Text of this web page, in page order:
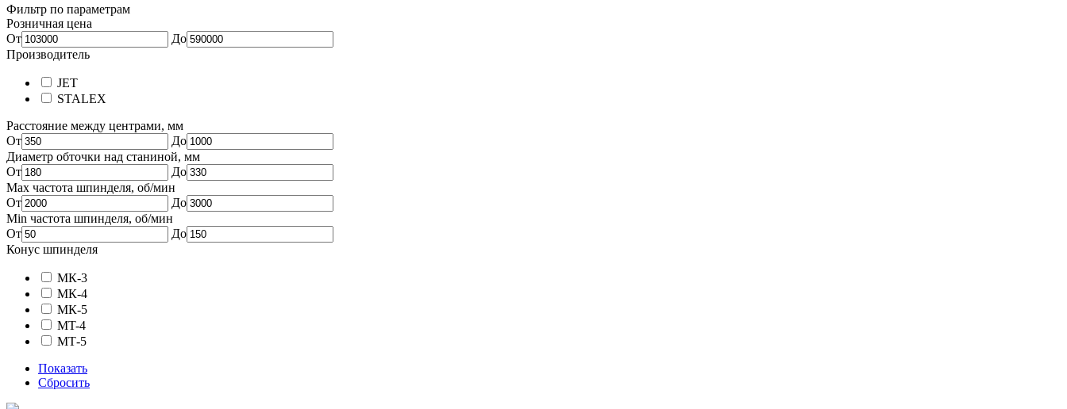
Фильтр по параметрам
Розничная цена
От
До
Производитель
JET
STALEX
Расстояние между центрами, мм
От
До
Диаметр обточки над станиной, мм
От
До
Max частота шпинделя, об/мин
От
До
Min частота шпинделя, об/мин
От
До
Конус шпинделя
МК-3
МК-4
МК-5
MT-4
MТ-5
Показать
Сбросить